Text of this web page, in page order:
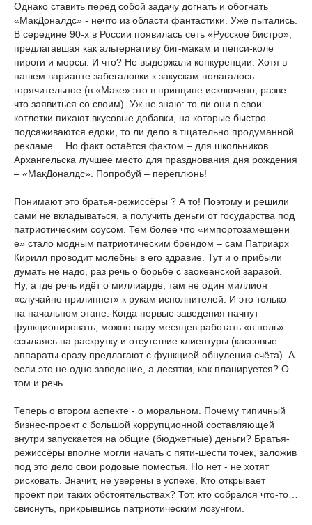
Однако ставить перед собой задачу догнать и обогнать
«МакДоналдс» - нечто из области фантастики. Уже пытались.
В середине 90-х в России появилась сеть «Русское бистро»,
предлагавшая как альтернативу биг-макам и пепси-коле
пироги и морсы. И что? Не выдержали конкуренции. Хотя в
нашем варианте забегаловки к закускам полагалось
горячительное (в «Маке» это в принципе исключено, разве
что заявиться со своим). Уж не знаю: то ли они в свои
котлетки пихают вкусовые добавки, на которые быстро
подсаживаются едоки, то ли дело в тщательно продуманной
рекламе… Но факт остаётся фактом – для школьников
Архангельска лучшее место для празднования дня рождения
– «МакДоналдс». Попробуй – переплюнь!
Понимают это братья-режиссёры ? А то! Поэтому и решили
сами не вкладываться, а получить деньги от государства под
патриотическим соусом. Тем более что «импортозамещени
е» стало модным патриотическим брендом – сам Патриарх
Кирилл проводит молебны в его здравие. Тут и о прибыли
думать не надо, раз речь о борьбе с заокеанской заразой.
Ну, а где речь идёт о миллиарде, там не один миллион
«случайно прилипнет» к рукам исполнителей. И это только
на начальном этапе. Когда первые заведения начнут
функционировать, можно пару месяцев работать «в ноль»
ссылаясь на раскрутку и отсутствие клиентуры (кассовые
аппараты сразу предлагают с функцией обнуления счёта). А
если это не одно заведение, а десятки, как планируется? О
том и речь…
Теперь о втором аспекте - о моральном. Почему типичный
бизнес-проект с большой коррупционной составляющей
внутри запускается на общие (бюджетные) деньги? Братья-
режиссёры вполне могли начать с пяти-шести точек, заложив
под это дело свои родовые поместья. Но нет - не хотят
рисковать. Значит, не уверены в успехе. Кто открывает
проект при таких обстоятельствах? Тот, кто собрался что-то…
свиснуть, прикрывшись патриотическим лозунгом.